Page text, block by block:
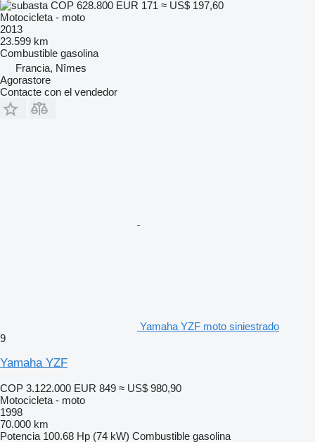
COP 628.800 EUR 171 ≈ US$ 197,60
Motocicleta - moto
2013
23.599 km
Combustible gasolina
Francia, Nîmes
Agorastore
Contacte con el vendedor
Yamaha YZF moto siniestrado
9
Yamaha YZF
COP 3.122.000 EUR 849 ≈ US$ 980,90
Motocicleta - moto
1998
70.000 km
Potencia 100.68 Hp (74 kW) Combustible gasolina